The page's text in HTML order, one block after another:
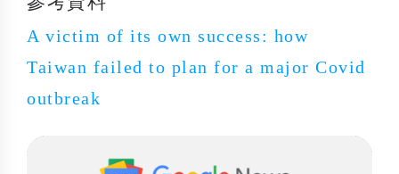
A victim of its own success: how
Taiwan failed to plan for a major Covid
outbreak